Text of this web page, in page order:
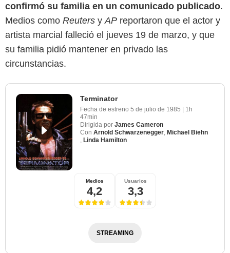
confirmó su familia en un comunicado publicado.
Medios como Reuters y AP reportaron que el actor y
artista marcial falleció el jueves 19 de marzo, y que
su familia pidió mantener en privado las
circunstancias.
Terminator
Fecha de estreno 5 de julio de 1985 | 1h
47min
Dirigida por James Cameron
Con Arnold Schwarzenegger Michael Biehn
Linda Hamilton
Medios
4,2
Usuarios
3,3
STREAMING